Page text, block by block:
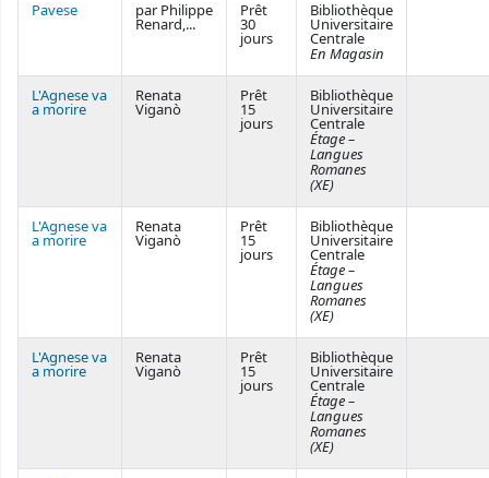
Pavese par Philippe
Renard,...
Prêt
30
jours
Bibliothèque
Universitaire
Centrale
En Magasin
L'Agnese va
a morire
Renata
Viganò
Prêt
15
jours
Bibliothèque
Universitaire
Centrale
Étage –
Langues
Romanes
(XE)
L'Agnese va
a morire
Renata
Viganò
Prêt
15
jours
Bibliothèque
Universitaire
Centrale
Étage –
Langues
Romanes
(XE)
L'Agnese va
a morire
Renata
Viganò
Prêt
15
jours
Bibliothèque
Universitaire
Centrale
Étage –
Langues
Romanes
(XE)